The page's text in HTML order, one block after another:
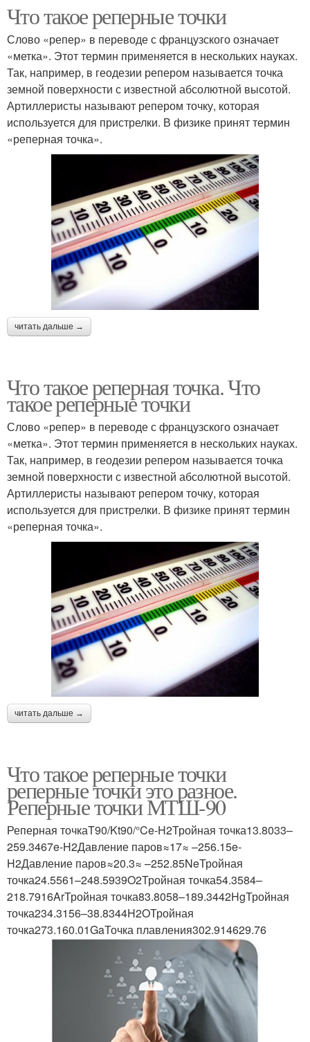
Что такое реперные точки
Слово «репер» в переводе с французского означает
«метка». Этот термин применяется в нескольких науках.
Так, например, в геодезии репером называется точка
земной поверхности с известной абсолютной высотой.
Артиллеристы называют репером точку, которая
используется для пристрелки. В физике принят термин
«реперная точка».
читать дальше →
Что такое реперная точка. Что
такое реперные точки
Слово «репер» в переводе с французского означает
«метка». Этот термин применяется в нескольких науках.
Так, например, в геодезии репером называется точка
земной поверхности с известной абсолютной высотой.
Артиллеристы называют репером точку, которая
используется для пристрелки. В физике принят термин
«реперная точка».
читать дальше →
Что такое реперные точки
реперные точки это разное.
Реперные точки МТШ-90
Реперная точкаT90/Kt90/°Ce-H2Тройная точка13.8033–
259.3467e-H2Давление паров≈17≈ –256.15e-
H2Давление паров≈20.3≈ –252.85NeТройная
точка24.5561–248.5939O2Тройная точка54.3584–
218.7916ArТройная точка83.8058–189.3442HgТройная
точка234.3156–38.8344H2OТройная
точка273.160.01GaТочка плавления302.914629.76